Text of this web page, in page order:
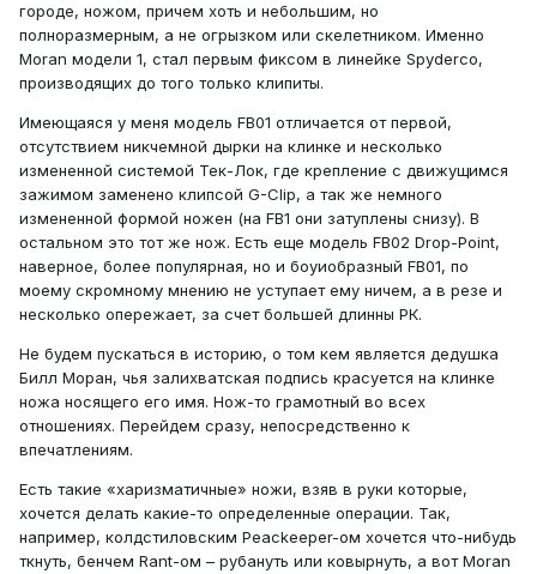
городе, ножом, причем хоть и небольшим, но
полноразмерным, а не огрызком или скелетником. Именно
Moran модели 1, стал первым фиксом в линейке Spyderco,
производящих до того только клипиты.
Имеющаяся у меня модель FB01 отличается от первой,
отсутствием никчемной дырки на клинке и несколько
измененной системой Тек-Лок, где крепление с движущимся
зажимом заменено клипсой G-Clip, а так же немного
измененной формой ножен (на FB1 они затуплены снизу). В
остальном это тот же нож. Есть еще модель FB02 Drop-Point,
наверное, более популярная, но и боуиобразный FB01, по
моему скромному мнению не уступает ему ничем, а в резе и
несколько опережает, за счет большей длинны РК.
Не будем пускаться в историю, о том кем является дедушка
Билл Моран, чья залихватская подпись красуется на клинке
ножа носящего его имя. Нож-то грамотный во всех
отношениях. Перейдем сразу, непосредственно к
впечатлениям.
Есть такие «харизматичные» ножи, взяв в руки которые,
хочется делать какие-то определенные операции. Так,
например, колдстиловским Peackeeper-ом хочется что-нибудь
ткнуть, бенчем Rant-ом – рубануть или ковырнуть, а вот Moran